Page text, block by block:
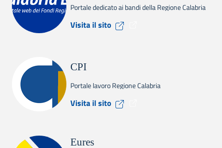
Portale dedicato ai bandi della Regione Calabria
Visita il sito
CPI
Portale lavoro Regione Calabria
Visita il sito
Eures